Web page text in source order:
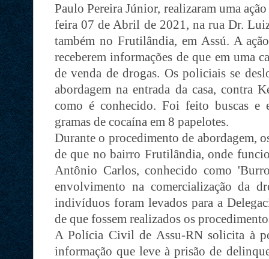
Paulo Pereira Júnior, realizaram uma
feira 07 de Abril de 2021, na rua Dr.
também no Frutilândia, em Assú. A
receberem informações de que em uma
de venda de drogas. Os policiais se
abordagem na entrada da casa, contra
como é conhecido. Foi feito buscas e
gramas de cocaína em 8 papelotes.
Durante o procedimento de abordagem,
de que no bairro Frutilândia, onde
Antônio Carlos, conhecido como
envolvimento na comercialização da
indivíduos foram levados para a
de que fossem realizados os
A Polícia Civil de Assu-RN solicita à
informação que leve à prisão de